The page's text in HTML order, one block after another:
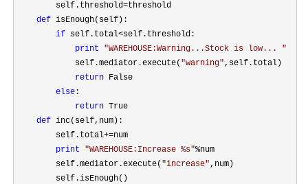
        self.threshold
=threshold
def isEnough(self):
if self.total<self.threshold:
print
"WAREHOUSE:Warning...Stock is low... "
            self.mediator.execute(
"warning",self.total)
return False
else :
return True
def inc(self,num):
        self.total
+=num
print
"WAREHOUSE:Increase %s"%num
        self.mediator.execute(
"increase",num)
        self.isEnough()